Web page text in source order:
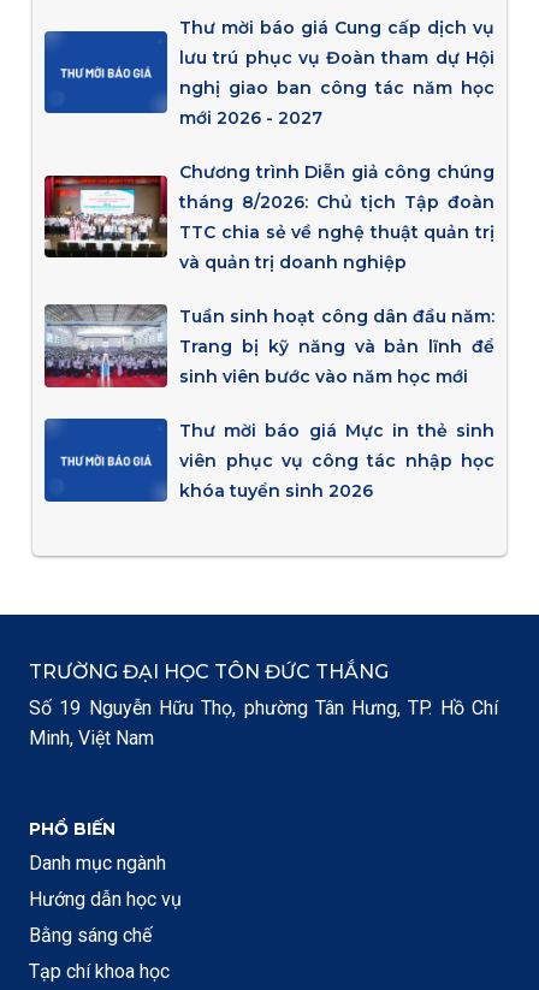
Thư mời báo giá Cung cấp dịch vụ
lưu trú phục vụ Đoàn tham dự Hội
nghị giao ban công tác năm học
mới 2026 - 2027
Chương trình Diễn giả công chúng
tháng 8/2026: Chủ tịch Tập đoàn
TTC chia sẻ về nghệ thuật quản trị
và quản trị doanh nghiệp
Tuần sinh hoạt công dân đầu năm:
Trang bị kỹ năng và bản lĩnh để
sinh viên bước vào năm học mới
Thư mời báo giá Mực in thẻ sinh
viên phục vụ công tác nhập học
khóa tuyển sinh 2026
TRƯỜNG ĐẠI HỌC TÔN ĐỨC THẮNG
Số 19 Nguyễn Hữu Thọ, phường Tân Hưng, TP. Hồ Chí
Minh, Việt Nam
PHỔ BIẾN
Danh mục ngành
Hướng dẫn học vụ
Bằng sáng chế
Tạp chí khoa học